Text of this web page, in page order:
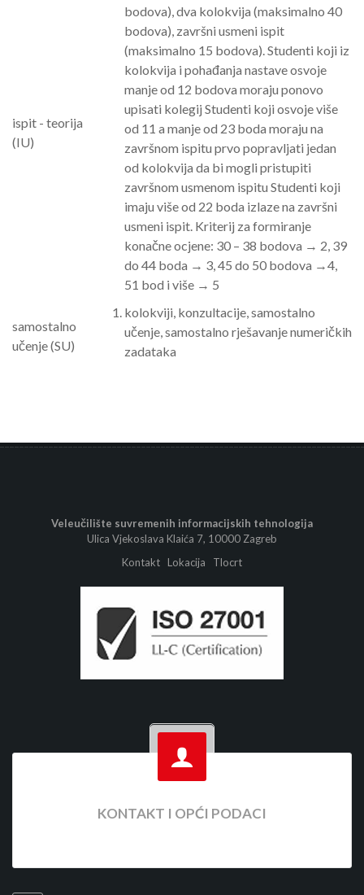
ispit - teorija
(IU)
bodova), dva kolokvija (maksimalno 40
bodova), završni usmeni ispit
(maksimalno 15 bodova). Studenti koji iz
kolokvija i pohađanja nastave osvoje
manje od 12 bodova moraju ponovo
upisati kolegij Studenti koji osvoje više
od 11 a manje od 23 boda moraju na
završnom ispitu prvo popravljati jedan
od kolokvija da bi mogli pristupiti
završnom usmenom ispitu Studenti koji
imaju više od 22 boda izlaze na završni
usmeni ispit. Kriterij za formiranje
konačne ocjene: 30 – 38 bodova → 2, 39
do 44 boda → 3, 45 do 50 bodova →4,
51 bod i više → 5
samostalno
učenje (SU)
kolokviji, konzultacije, samostalno
učenje, samostalno rješavanje numeričkih
zadataka
Veleučilište suvremenih informacijskih tehnologija
Ulica Vjekoslava Klaića 7, 10000 Zagreb
Kontakt Lokacija Tlocrt
KONTAKT I OPĆI PODACI